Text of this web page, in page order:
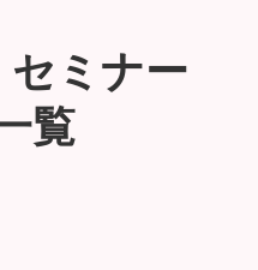
ミナー
覧